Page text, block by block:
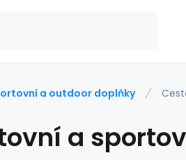
a outdoor doplňky
a